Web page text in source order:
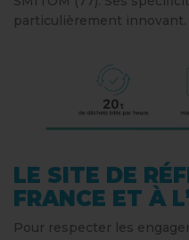
particulièrement innovant.
LE SITE DE
FRANCE ET À
Pour respecter les